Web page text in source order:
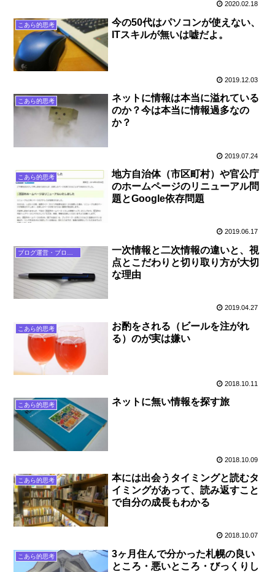
2020.02.18
こあら的思考
今の50代はパソコンが使えない、
ITスキルが無いは嘘だよ。
2019.12.03
こあら的思考
ネットに情報は本当に溢れている
のか？今は本当に情報過多なの
か？
2019.07.24
こあら的思考
地方自治体（市区町村）や官公庁
のホームページのリニューアル問
題とGoogle依存問題
2019.06.17
ブログ運営・ブログ論
一次情報と二次情報の違いと、視
点とこだわりと切り取り方が大切
な理由
2019.04.27
こあら的思考
お酌をされる（ビールを注がれ
る）のが実は嫌い
2018.10.11
こあら的思考 ネットに無い情報を探す旅
2018.10.09
こあら的思考
本には出会うタイミングと読むタ
イミングがあって、読み返すこと
で自分の成長もわかる
2018.10.07
こあら的思考
3ヶ月住んで分かった札幌の良い
ところ・悪いところ・びっくりし